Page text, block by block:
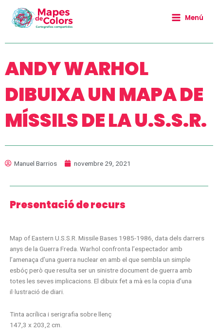
contingut
Menú
ANDY WARHOL
DIBUIXA UN MAPA DE
MÍSSILS DE LA U.S.S.R.
Manuel Barrios novembre 29, 2021
Presentació de recurs
Map of Eastern U.S.S.R. Missile Bases 1985-1986, data dels darrers
anys de la Guerra Freda. Warhol confronta l’espectador amb
l’amenaça d’una guerra nuclear en amb el que sembla un simple
esbóç però que resulta ser un sinistre document de guerra amb
totes les seves implicacions. El dibuix fet a mà es la copia d’una
il·lustració de diari.
Tinta acrílica i serigrafia sobre llenç
147,3 x 203,2 cm.